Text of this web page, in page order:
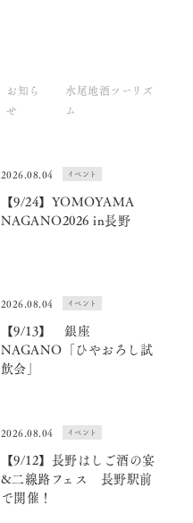
お知ら
せ
水尾地酒ツーリズ
ム
2026.08.04 イベント
【9/24】YOMOYAMA
NAGANO2026 in長野
2026.08.04 イベント
【9/13】 銀座
NAGANO「ひやおろし試
飲会」
2026.08.04 イベント
【9/12】長野はしご酒の宴
&二線路フェス 長野駅前
で開催！